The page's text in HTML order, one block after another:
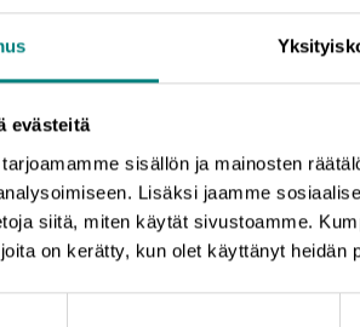
evästeitä
sisällön ja mainosten
Lisäksi jaamme
siitä, miten käytät sivustoamme.
on kerätty, kun olet käyttänyt heidän
- 10:00
Satasirkus, Isolinnankatu
- 09:30
Teams verkkotyöpaja